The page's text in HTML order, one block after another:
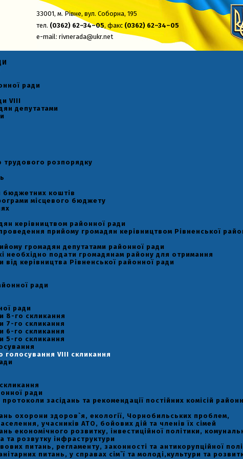
33001, м. Рівне, вул. Соборна, 195
тел. (0362) 62–34–05, факс (0362) 62–34–05
e-mail: rivnerada@ukr.net
ради
VIII
депутатами
трудового розпорядку
бюджетних коштів
місцевого бюджету
керівництвом районної ради
проведення прийому громадян керівництвом Рівненської
громадян депутатами районної ради
необхідно подати громадянам району для отримання
від керівництва Рівненської районної ради
ради
ради
8-го скликання
7-го скликання
6-го скликання
5-го скликання
голосування VIII скликання
ради
засідань та рекомендації постійних комісій
охорони здоров`я, екології, Чорнобильських проблем,
учасників АТО, бойових дій та членів їх сімей
економічного розвитку, інвестиційної політики,
та розвутку інфраструктури
питань, регламенту, законності та антикорупційної
питань, у справах сім`ї та молоді,культури та